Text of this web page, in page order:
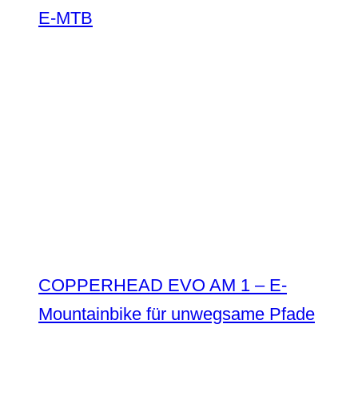
E-MTB
COPPERHEAD EVO AM 1 – E-
Mountainbike für unwegsame Pfade